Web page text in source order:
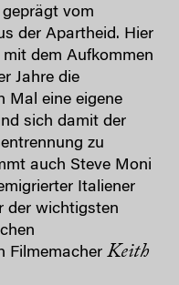
vom
der Apartheid. Hier
dem Aufkommen
Jahre die
Mal eine eigene
sich damit der
zu
auch Steve Moni
Italiener
der wichtigsten
Filmemacher Keith